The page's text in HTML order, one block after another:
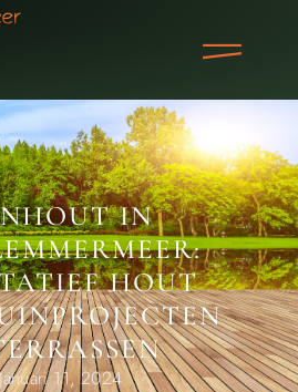
IN
HOUT
11, 2024